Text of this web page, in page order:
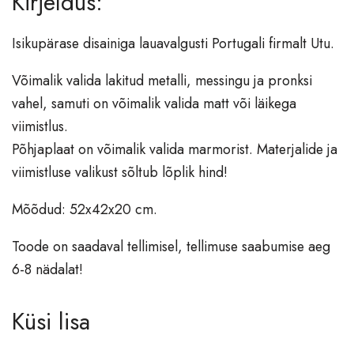
Valgustid
Põrandavalgustid
Lauavalgustid
Laevalgustid
Lühtrid
Seinavalgustid
Aksessuaarid
Vaasid
Laekad
Raamatuhoidjad
Isikupärase disainiga lauavalgusti Portugali firmalt Utu.
Võimalik valida lakitud metalli, messingu ja pronksi
vahel, samuti on võimalik valida matt või läikega
viimistlus.
Põhjaplaat on võimalik valida marmorist. Materjalide ja
viimistluse valikust sõltub lõplik hind!
Mõõdud: 52x42x20 cm.
Toode on saadaval tellimisel, tellimuse saabumise aeg
6-8 nädalat!
Küsi lisa